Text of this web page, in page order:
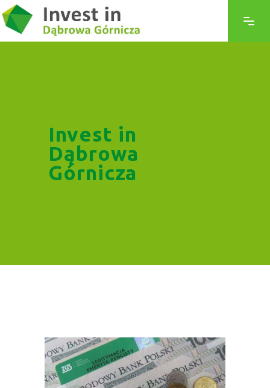
Invest in
Dąbrowa
Górnicza